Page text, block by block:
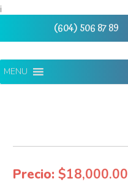
¡
(604) 506 87 89
MENU
Precio:$18,000.00